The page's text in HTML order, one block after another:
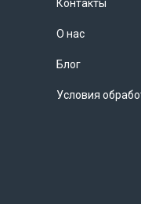
Контакты
О нас
Блог
Условия